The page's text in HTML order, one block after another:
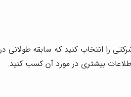
انتخاب کنید که سابقه طولانی
بیشتری در مورد آن کسب کنید.